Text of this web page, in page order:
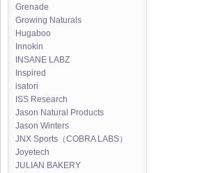
Grenade
Growing Naturals
Hugaboo
Innokin
INSANE LABZ
Inspired
isatori
ISS Research
Jason Natural Products
Jason Winters
JNX Sports（COBRA LABS）
Joyetech
JULIAN BAKERY